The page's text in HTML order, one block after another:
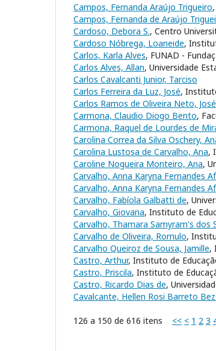
Campos, Fernanda Araújo Trigueiro
Campos, Fernanda de Araújo
Cardoso, Debora S., Centro
Cardoso Nóbrega, Loaneide,
Carlos, Karla Alves, FUNAD -
Carlos Alves, Allan, Universidade
Carlos Cavalcanti Junior, Tarciso
Carlos Ferreira da Luz, José,
Carlos Ramos de Oliveira Neto, José
Carmona, Claudio Diogo Bento,
Carmona, Raquel de Lourdes de
Carolina Correa da Silva Oschery,
Carolina Lustosa de Carvalho, Ana,
Caroline Nogueira Monteiro, Ana,
Carvalho, Anna Karyna Fernandes
Carvalho, Anna Karyna Fernandes
Carvalho, Fabíola Galbatti de,
Carvalho, Giovana, Instituto de
Carvalho, Thamara Samyram's dos
Carvalho de Oliveira, Romulo,
Carvalho Queiroz de Sousa, Jamille,
Castro, Arthur, Instituto de
Castro, Priscila, Instituto de
Castro, Ricardo Dias de,
Cavalcante, Hellen Rosi Barreto
126 a 150 de 616 itens << < 1 2 3